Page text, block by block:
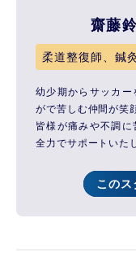
齋藤
柔道整復師、鍼
幼少期からサッカ
がで苦しむ仲間が笑
皆様が痛みや不調に
全力でサポートいた
このス